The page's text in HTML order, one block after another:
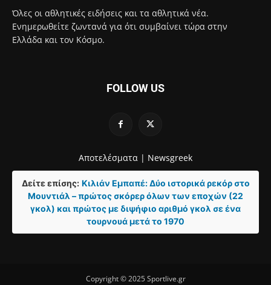
Όλες οι αθλητικές ειδήσεις και τα αθλητικά νέα.
Ενημερωθείτε ζωντανά για ότι συμβαίνει τώρα στην
Ελλάδα και τον Κόσμο.
FOLLOW US
Αποτελέσματα | Newsgreek
Δείτε επίσης: Κιλιάν Εμπαπέ: Δύο ιστορικά ρεκόρ στο
Μουντιάλ – πρώτος σκόρερ όλων των εποχών (22
γκολ) και πρώτος με διψήφιο αριθμό γκολ σε ένα
τουρνουά μετά το 1970
Copyright © 2025 Sportlive.gr